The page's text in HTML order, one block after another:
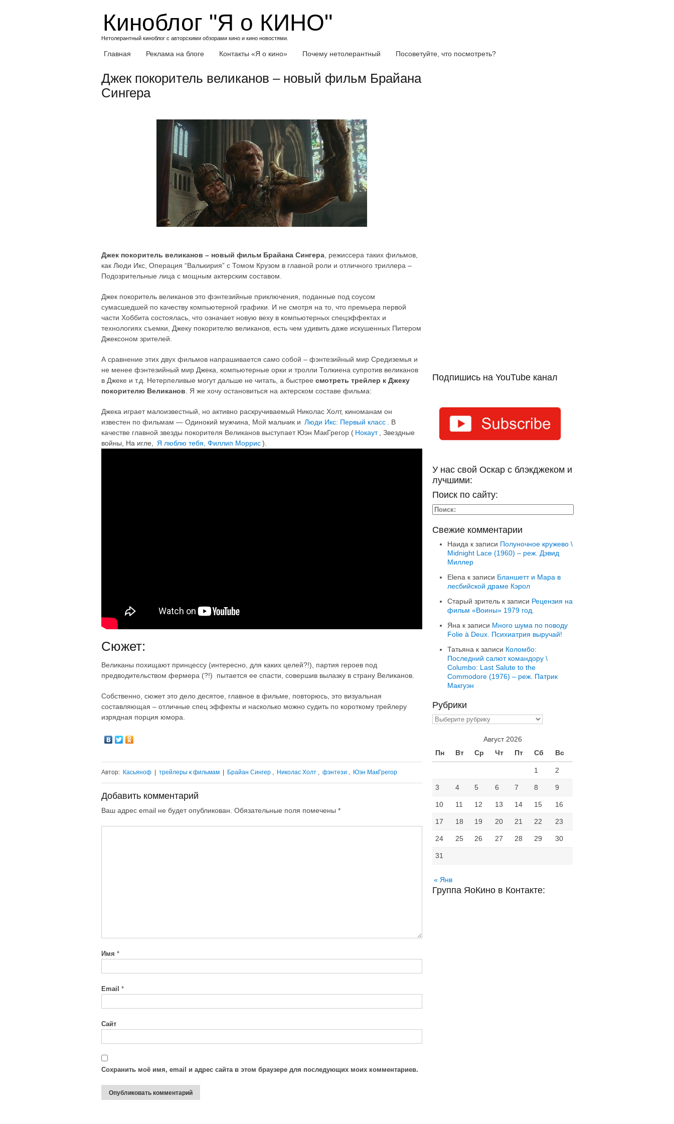
Киноблог "Я о КИНО"
Нетолерантный киноблог с авторскими обзорами кино и кино новостями.
Главная Реклама на блоге Контакты «Я о кино» Почему нетолерантный Посоветуйте, что посмотреть?
Джек покоритель великанов – новый фильм Брайана
Сингера
Джек покоритель великанов – новый фильм Брайана Сингера , режиссера таких фильмов,
как Люди Икс, Операция “Валькирия” с Томом Крузом в главной роли и отличного триллера –
Подозрительные лица с мощным актерским составом.
Джек покоритель великанов это фэнтезийные приключения, поданные под соусом
сумасшедшей по качеству компьютерной графики. И не смотря на то, что премьера первой
части Хоббита состоялась, что означает новую веху в компьютерных спецэффектах и
технологиях съемки, Джеку покорителю великанов, есть чем удивить даже искушенных Питером
Джексоном зрителей.
А сравнение этих двух фильмов напрашивается само собой – фэнтезийный мир Средиземья и
не менее фэнтезийный мир Джека, компьютерные орки и тролли Толкиена супротив великанов
в Джеке и т.д. Нетерпеливые могут дальше не читать, а быстрее смотреть трейлер к Джеку
покорителю Великанов . Я же хочу остановиться на актерском составе фильма:
Джека играет малоизвестный, но активно раскручиваемый Николас Холт, киноманам он
известен по фильмам — Одинокий мужчина, Мой мальчик и Люди Икс: Первый класс
. В
качестве главной звезды покорителя Великанов выступает Юэн МакГрегор ( Нокаут
, Звездные
войны, На игле,
Я люблю тебя, Филлип Моррис).
Сюжет:
Великаны похищают принцессу (интересно, для каких целей?!), партия героев под
предводительством фермера (?!) пытается ее спасти, совершив вылазку в страну Великанов.
Собственно, сюжет это дело десятое, главное в фильме, повторюсь, это визуальная
составляющая – отличные спец эффекты и насколько можно судить по короткому трейлеру
изрядная порция юмора.
Автор: Касьяноф | трейлеры к фильмам | Брайан Сингер , Николас Холт , фэнтези , Юэн МакГрегор
Добавить комментарий
Ваш адрес email не будет опубликован. Обязательные поля помечены *
Имя *
Email *
Сайт
Сохранить моё имя, email и адрес сайта в этом браузере для последующих моих комментариев.
Подпишись на YouTube канал
У нас свой Оскар с блэкджеком и
лучшими:
Поиск по сайту:
Свежие комментарии
Наида к записи Полуночное кружево \
Midnight Lace (1960) – реж. Дэвид
Миллер
Elena к записи Бланшетт и Мара в
лесбийской драме Кэрол
Старый зритель к записи Рецензия на
фильм «Воины» 1979 год.
Яна к записи Много шума по поводу
Folie à Deux. Психиатрия выручай!
Татьяна к записи Коломбо:
Последний салют командору \
Columbo: Last Salute to the
Commodore (1976) – реж. Патрик
Макгуэн
Рубрики
Рубрики
Август 2026
Пн
Вт Ср Чт Пт Сб Вс
1 2
3 4 5 6 7 8 9
10 11 12 13 14 15 16
17 18 19 20 21 22 23
24 25 26 27 28 29 30
31
« Янв
Группа ЯоКино в Контакте: